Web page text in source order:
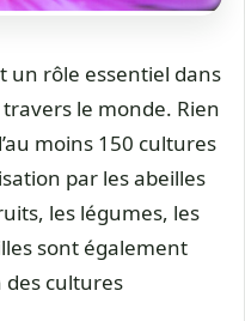
un rôle essentiel dans
le monde. Rien
moins 150 cultures
par les abeilles
les légumes, les
sont également
des cultures